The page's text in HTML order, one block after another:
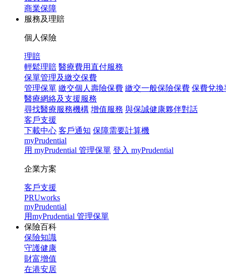
商業保障
服務及理賠
個人保險
理賠
輕鬆理賠 醫療費用直付服務
保單管理及繳交保費
管理保單 繳交個人壽險保費 繳交一般保險保費 保費兌換
醫療網絡及支援服務
尋找醫療服務機構 增值服務 與保誠健康夥伴對話
客戶支援
下載中心 客戶通知 保障需要計算機
myPrudential
用 myPrudential 管理保單 登入 myPrudential
企業方案
客戶支援
PRUworks
myPrudential
用myPrudential 管理保單
保險百科
保險知識
守護健康
財富增值
在港安居